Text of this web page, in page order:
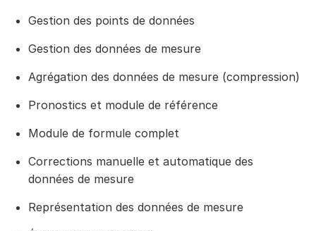
Gestion des points de données
Gestion des données de mesure
Agrégation des données de mesure (compression)
Pronostics et module de référence
Module de formule complet
Corrections manuelle et automatique des
données de mesure
Représentation des données de mesure